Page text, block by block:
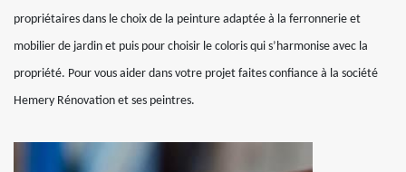
propriétaires dans le choix de la peinture adaptée à la ferronnerie et
mobilier de jardin et puis pour choisir le coloris qui s’harmonise avec la
propriété. Pour vous aider dans votre projet faites confiance à la société
Hemery Rénovation et ses peintres.